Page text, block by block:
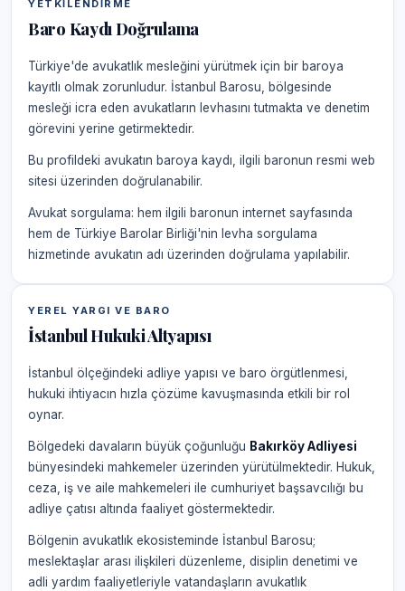
YETKILENDIRME
Baro Kaydı Doğrulama
Türkiye'de avukatlık mesleğini yürütmek için bir baroya
kayıtlı olmak zorunludur. İstanbul Barosu, bölgesinde
mesleği icra eden avukatların levhasını tutmakta ve denetim
görevini yerine getirmektedir.
Bu profildeki avukatın baroya kaydı, ilgili baronun resmi web
sitesi üzerinden doğrulanabilir.
Avukat sorgulama: hem ilgili baronun internet sayfasında
hem de Türkiye Barolar Birliği'nin levha sorgulama
hizmetinde avukatın adı üzerinden doğrulama yapılabilir.
YEREL YARGI VE BARO
İstanbul Hukuki Altyapısı
İstanbul ölçeğindeki adliye yapısı ve baro örgütlenmesi,
hukuki ihtiyacın hızla çözüme kavuşmasında etkili bir rol
oynar.
Bölgedeki davaların büyük çoğunluğu Bakırköy Adliyesi
bünyesindeki mahkemeler üzerinden yürütülmektedir. Hukuk,
ceza, iş ve aile mahkemeleri ile cumhuriyet başsavcılığı bu
adliye çatısı altında faaliyet göstermektedir.
Bölgenin avukatlık ekosisteminde İstanbul Barosu;
meslektaşlar arası ilişkileri düzenleme, disiplin denetimi ve
adli yardım faaliyetleriyle vatandaşların avukatlık